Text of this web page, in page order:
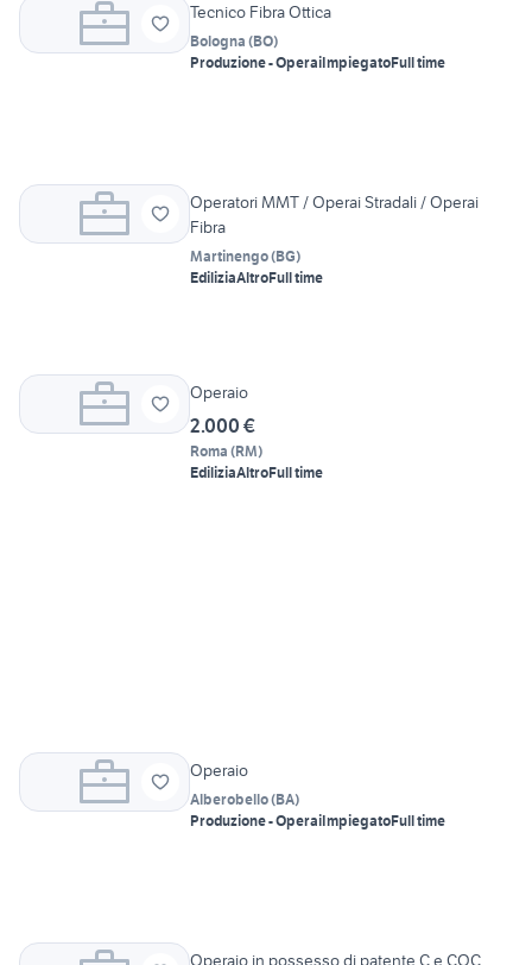
Tecnico Fibra Ottica
Bologna (BO)
Produzione - OperaiImpiegatoFull time
Operatori MMT / Operai Stradali / Operai
Fibra
Martinengo(BG)
EdiliziaAltroFull time
Operaio
2.000 €
Roma (RM)
EdiliziaAltroFull time
Operaio
Alberobello(BA)
Produzione - OperaiImpiegatoFull time
Operaio in possesso di patente C e CQC